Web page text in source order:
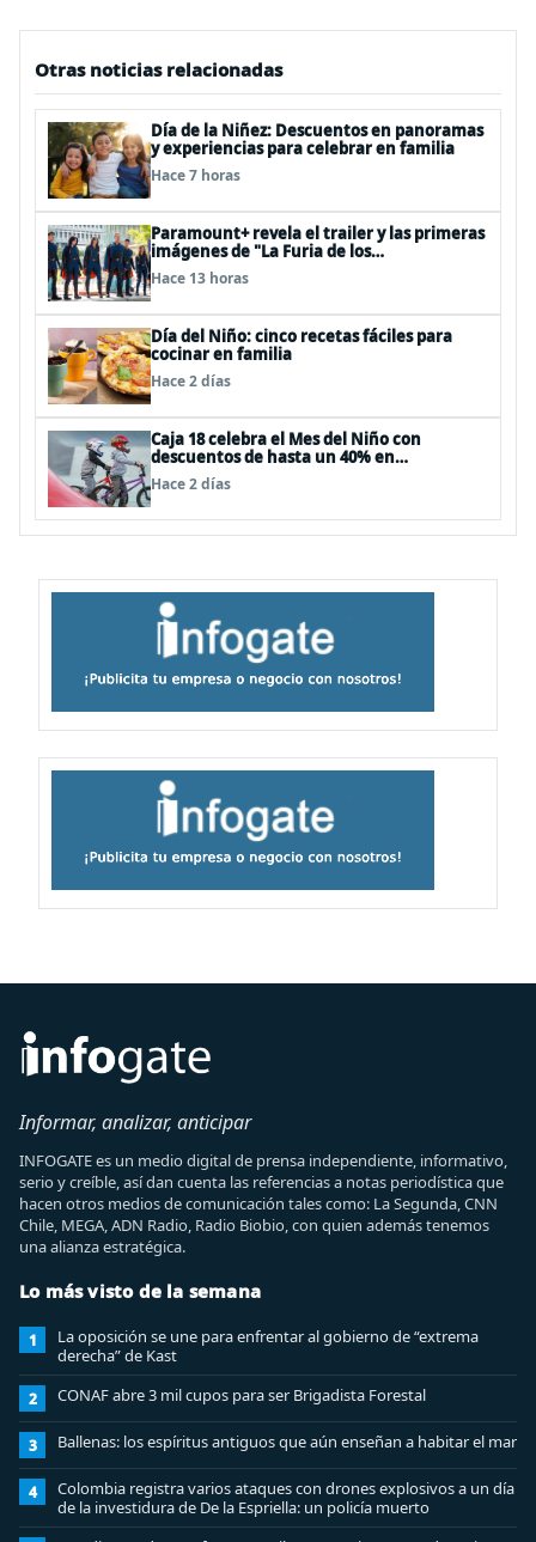
Otras noticias relacionadas
Día de la Niñez: Descuentos en panoramas
y experiencias para celebrar en familia
Hace 7 horas
Paramount+ revela el trailer y las primeras
imágenes de "La Furia de los
Thundermans"
Hace 13 horas
Día del Niño: cinco recetas fáciles para
cocinar en familia
Hace 2 días
Caja 18 celebra el Mes del Niño con
descuentos de hasta un 40% en
panoramas, cine, shows y streaming
Hace 2 días
Informar, analizar, anticipar
INFOGATE es un medio digital de prensa independiente, informativo,
serio y creíble, así dan cuenta las referencias a notas periodística que
hacen otros medios de comunicación tales como: La Segunda, CNN
Chile, MEGA, ADN Radio, Radio Biobio, con quien además tenemos
una alianza estratégica.
Lo más visto de la semana
1
La oposición se une para enfrentar al gobierno de “extrema
derecha” de Kast
2 CONAF abre 3 mil cupos para ser Brigadista Forestal
3 Ballenas: los espíritus antiguos que aún enseñan a habitar el mar
4
Colombia registra varios ataques con drones explosivos a un día
de la investidura de De la Espriella: un policía muerto